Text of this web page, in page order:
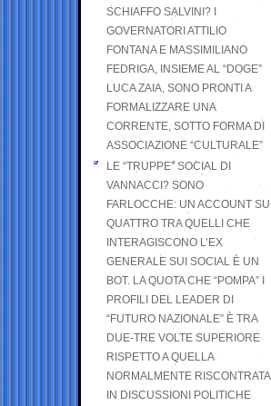
SCHIAFFO SALVINI? I
GOVERNATORI ATTILIO
FONTANA E MASSIMILIANO
FEDRIGA, INSIEME AL “DOGE”
LUCA ZAIA, SONO PRONTI A
FORMALIZZARE UNA
CORRENTE, SOTTO FORMA DI
ASSOCIAZIONE “CULTURALE”
LE “TRUPPE” SOCIAL DI
VANNACCI? SONO
FARLOCCHE: UN ACCOUNT SU
QUATTRO TRA QUELLI CHE
INTERAGISCONO L’EX
GENERALE SUI SOCIAL È UN
BOT. LA QUOTA CHE “POMPA” I
PROFILI DEL LEADER DI
“FUTURO NAZIONALE” È TRA
DUE-TRE VOLTE SUPERIORE
RISPETTO A QUELLA
NORMALMENTE RISCONTRATA
IN DISCUSSIONI POLITICHE